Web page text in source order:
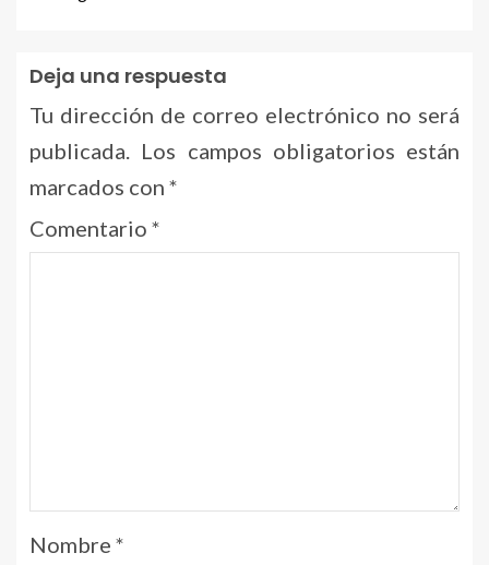
Deja una respuesta
Tu dirección de correo electrónico no será
publicada. Los campos obligatorios están
marcados con *
Comentario *
Nombre *